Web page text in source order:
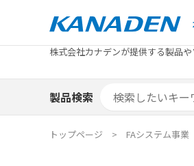
カテゴリから探す
エリア別おすすめ製品
補助金検索システム
トピックス
製品検索
株式会社カナデンが提供する製品
カテゴリから探す
補助金検索システム
トピックス
製品検索
トップページ FAシステム事業